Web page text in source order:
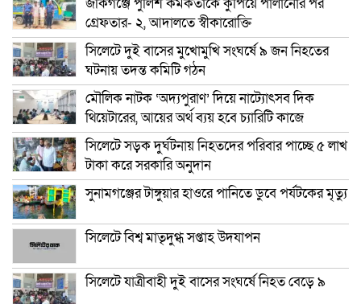
গ্রেফতার- ২, আদালতে স্বীকারোক্তি
সিলেটে দুই বাসের মুখোমুখি সংঘর্ষে ৯ জন নিহতের
ঘটনায় তদন্ত কমিটি গঠন
মৌলিক নাটক ‘অদ্যপুরাণ’ দিয়ে নাট্যোৎসব দিক
থিয়েটারের, আয়ের অর্থ ব্যয় হবে চ্যারিটি কাজে
সিলেটে সড়ক দুর্ঘটনায় নিহতদের পরিবার পাচ্ছে ৫ লাখ
টাকা করে সরকারি অনুদান
সুনামগঞ্জের টাঙ্গুয়ার হাওরে পানিতে ডুবে পর্যটকের মৃত্যু
সিলেটে বিশ্ব মাতৃদুগ্ধ সপ্তাহ উদযাপন
সিলেটে যাত্রীবাহী দুই বাসের সংঘর্ষে নিহত বেড়ে ৯